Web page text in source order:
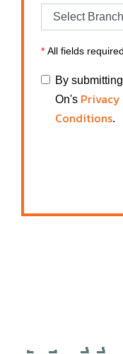
* All fields
By
On's
Conditions.